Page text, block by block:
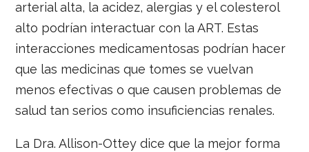
arterial alta, la acidez, alergias y el colesterol
alto podrían interactuar con la ART. Estas
interacciones medicamentosas podrían hacer
que las medicinas que tomes se vuelvan
menos efectivas o que causen problemas de
salud tan serios como insuficiencias renales.
La Dra. Allison-Ottey dice que la mejor forma